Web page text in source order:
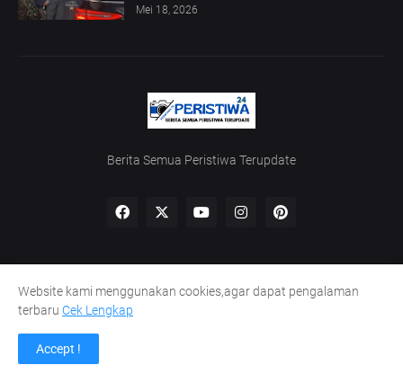
Mei 18, 2026
Berita Semua Peristiwa Terupdate
Home Redaksi UU Pers Kode Etik
Pedoman Siber
Lowongan Wartawan
Website kami menggunakan cookies,agar dapat pengalaman
terbaru Cek Lengkap
Accept !